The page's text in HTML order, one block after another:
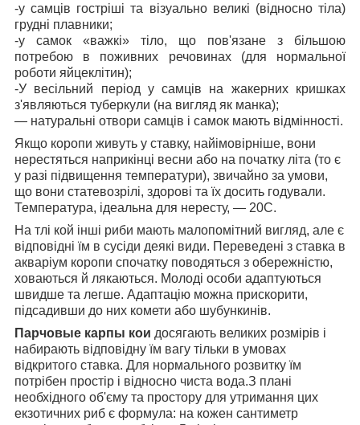
-у самців гостріші та візуально великі (відносно тіла)
грудні плавники;
-у самок «важкі» тіло, що пов'язане з більшою
потребою в поживних речовинах (для нормальної
роботи яйцеклітин);
-У весільний період у самців на жакерних кришках
з'являються туберкули (на вигляд як манка);
— натуральні отвори самців і самок мають відмінності.
Якщо коропи живуть у ставку, найімовірніше, вони
нерестяться наприкінці весни або на початку літа (то є
у разі підвищення температури), звичайно за умови,
що вони статевозрілі, здорові та їх досить годували.
Температура, ідеальна для нересту, — 20С.
На тлі кой інші риби мають малопомітний вигляд, але є
відповідні їм в сусіди деякі види. Переведені з ставка в
акваріум коропи спочатку поводяться з обережністю,
ховаються й лякаються. Молоді особи адаптуються
швидше та легше. Адаптацію можна прискорити,
підсадивши до них комети або шубункинів.
Парчовые карпы кои досягають великих розмірів і
набирають відповідну їм вагу тільки в умовах
відкритого ставка. Для нормального розвитку їм
потрібен простір і відносно чиста вода.З плані
необхідного об'єму та простору для утримання цих
екзотичних риб є формула: на кожен сантиметр